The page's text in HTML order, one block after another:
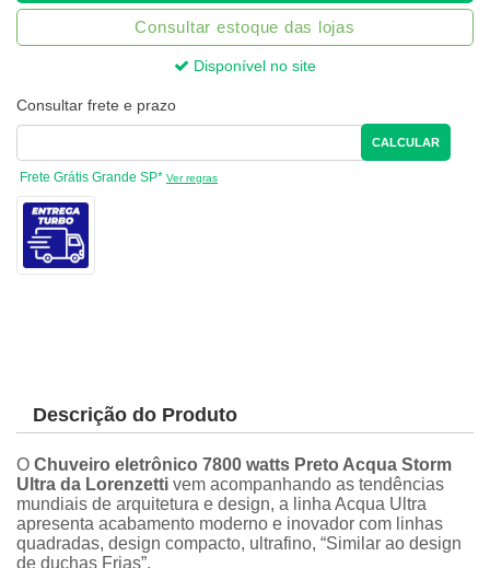
Consultar estoque das lojas
Disponível no site
Consultar frete e prazo
CALCULAR
Frete Grátis Grande SP* Ver regras
Descrição do Produto
O Chuveiro eletrônico 7800 watts Preto Acqua Storm
Ultra da Lorenzetti vem acompanhando as tendências
mundiais de arquitetura e design, a linha Acqua Ultra
apresenta acabamento moderno e inovador com linhas
quadradas, design compacto, ultrafino, “Similar ao design
de duchas Frias”.